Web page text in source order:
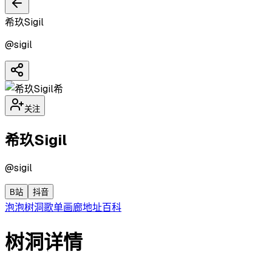
希玖Sigil
@sigil
希
关注
希玖Sigil
@sigil
B站 抖音
泡泡树洞歌单画廊地址百科
树洞详情